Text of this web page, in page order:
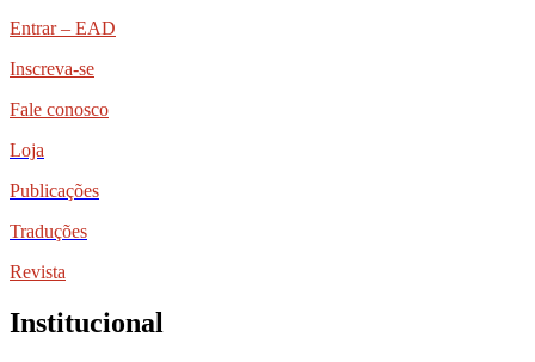
Entrar – EAD
Inscreva-se
Fale conosco
Loja
Publicações
Traduções
Revista
Institucional